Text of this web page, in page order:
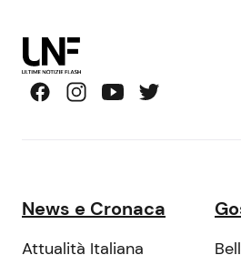
News e Cronaca
Attualità Italiana